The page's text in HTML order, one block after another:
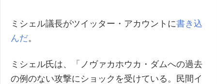
写真
動画
ミシェル議長がツイッター・アカウントに書き込
んだ。
ミシェル氏は、「ノヴァカホウカ・ダムへの過去
の例のない攻撃にショックを受けている。民間イ